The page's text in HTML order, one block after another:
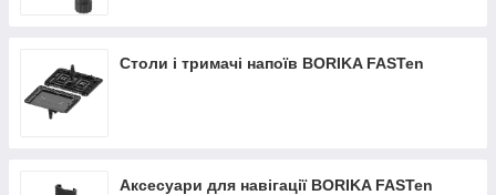
Столи і тримачі напоїв BORIKA FASTen
Аксесуари для навігації BORIKA FASTen